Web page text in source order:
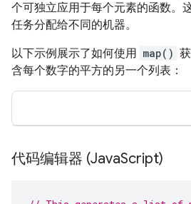
个可独立应用于每个元素的函数。
任务分配给不同的机器。
以下示例展示了如何使用 map()
含每个数字的平方的另一个列表：
代码编辑器 (JavaScript)